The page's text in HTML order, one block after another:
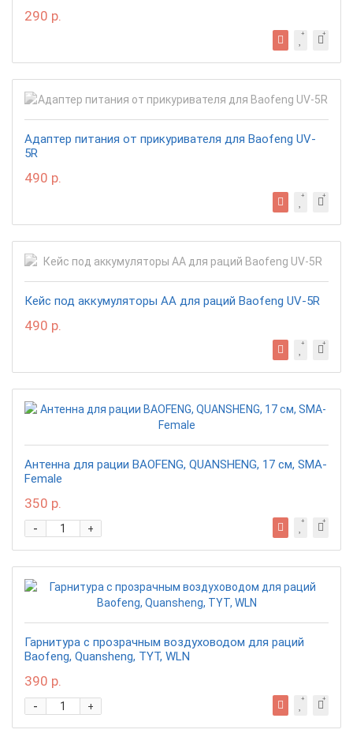
290 р.
Адаптер питания от прикуривателя для Baofeng UV-
5R
490 р.
Кейс под аккумуляторы АА для раций Baofeng UV-5R
490 р.
Антенна для рации BAOFENG, QUANSHENG, 17 см, SMA-
Female
350 р.
+
-
Гарнитура с прозрачным воздуховодом для раций
Baofeng, Quansheng, TYT, WLN
390 р.
+
-